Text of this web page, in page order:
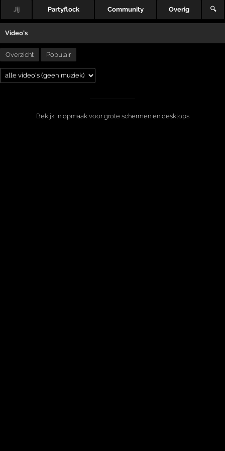
Jij Partyflock Community Overig 🔍
Video's
Overzicht Populair
Bekijk in opmaak voor grote schermen en desktops